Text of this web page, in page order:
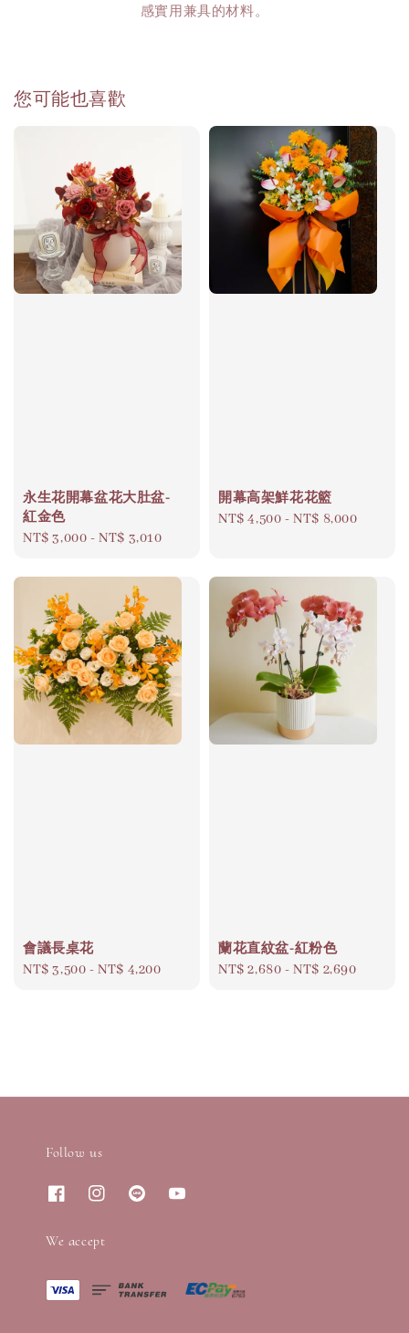
感實用兼具的材料。
您可能也喜歡
永生花開幕盆花大肚盆-
紅金色
Regular
NT$ 3,000 -NT$ 3,010
開幕高架鮮花花籃
Regular
NT$ 4,500 -NT$ 8,000
會議長桌花
Regular
NT$ 3,500 -NT$ 4,200
蘭花直紋盆-紅粉色
Regular
NT$ 2,680 -NT$ 2,690
Follow us
We accept